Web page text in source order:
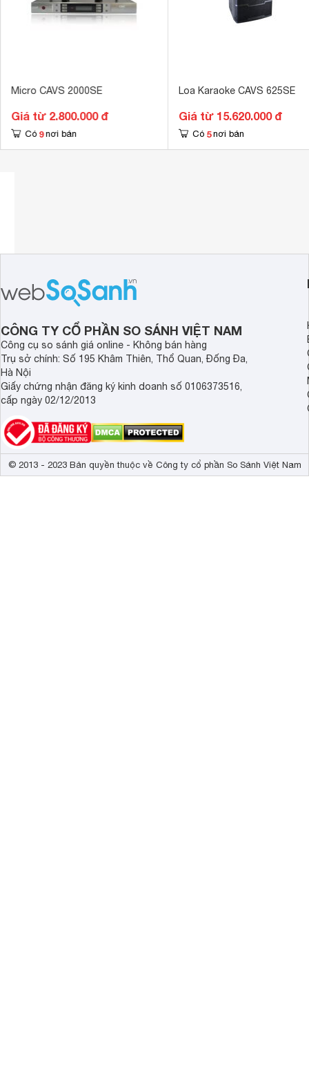
Micro CAVS 2000SE
Giá từ 2.800.000 đ
Có 9 nơi bán
Loa Karaoke CAVS 625SE
Giá từ 15.620.000 đ
Có 5 nơi bán
CÔNG TY CỔ PHẦN SO SÁNH VIỆT NAM
Công cụ so sánh giá online - Không bán hàng
Trụ sở chính: Số 195 Khâm Thiên, Thổ Quan, Đống Đa,
Hà Nội
Giấy chứng nhận đăng ký kinh doanh số 0106373516,
cấp ngày 02/12/2013
© 2013 - 2023 Bản quyền thuộc về Công ty cổ phần So Sánh Việt Nam